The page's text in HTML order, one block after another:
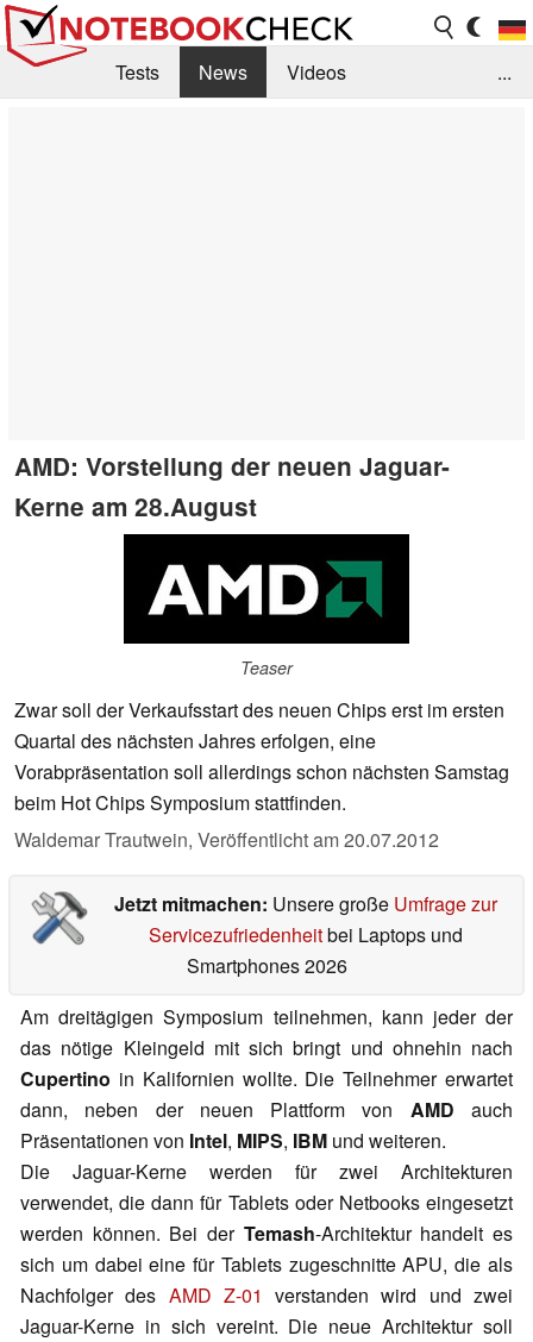
Tests News
Videos
...
AMD: Vorstellung der neuen Jaguar-
Kerne am 28.August
Teaser
Zwar soll der Verkaufsstart des neuen Chips erst im ersten
Quartal des nächsten Jahres erfolgen, eine
Vorabpräsentation soll allerdings schon nächsten Samstag
beim Hot Chips Symposium stattfinden.
Waldemar Trautwein, Veröffentlicht am20.07.2012
Jetzt mitmachen: Unsere große Umfrage zur
Servicezufriedenheitbei Laptops und
Smartphones 2026
Am dreitägigen Symposium teilnehmen, kann jeder der
das nötige Kleingeld mit sich bringt und ohnehin nach
Cupertino in Kalifornien wollte. Die Teilnehmer erwartet
dann, neben der neuen Plattform von AMD auch
Präsentationen von Intel, MIPS, IBM und weiteren.
Die Jaguar-Kerne werden für zwei Architekturen
verwendet, die dann für Tablets oder Netbooks eingesetzt
werden können. Bei der Temash-Architektur handelt es
sich um dabei eine für Tablets zugeschnitte APU, die als
Nachfolger des AMD Z-01 verstanden wird und zwei
Jaguar-Kerne in sich vereint. Die neue Architektur soll